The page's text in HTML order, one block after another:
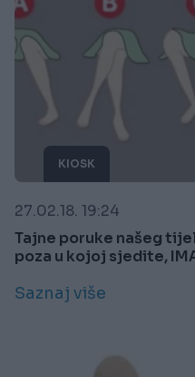
KIOSK
27.02.18. 19:24
Tajne poruke našeg
poza u kojoj sjedite, IMA
Saznaj više